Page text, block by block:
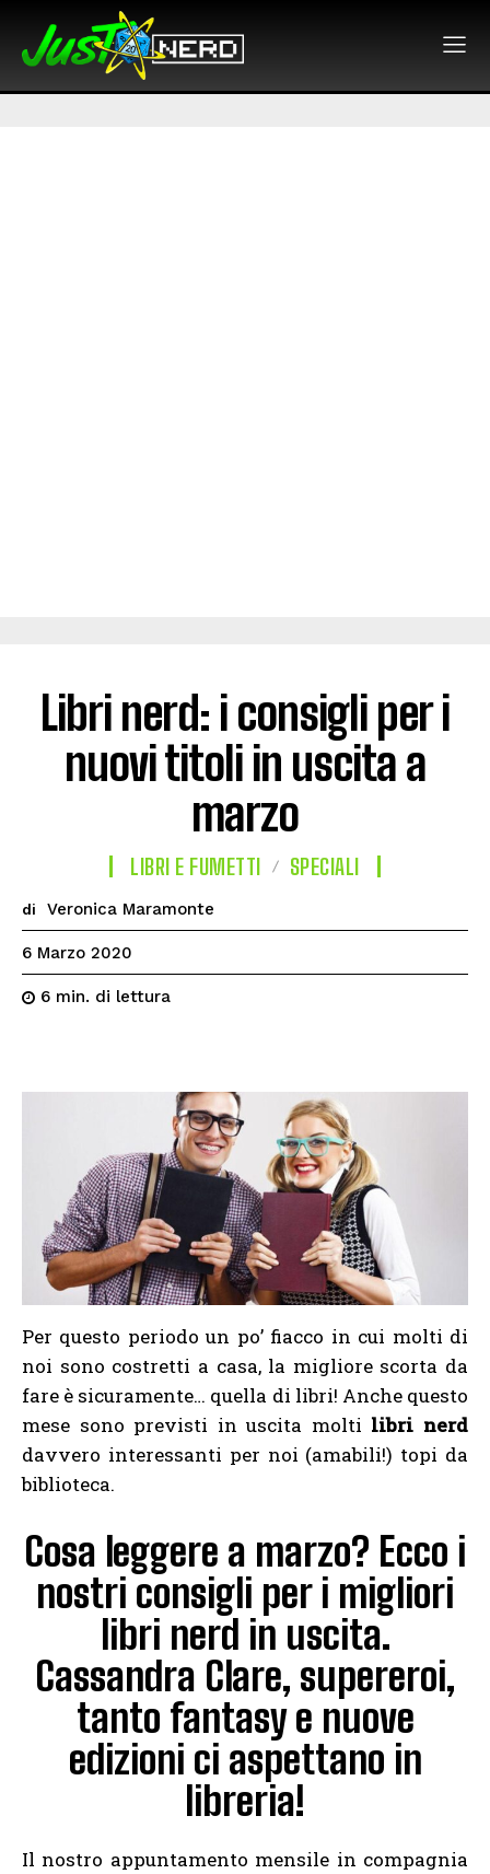
Libri nerd: i consigli per i
nuovi titoli in uscita a
marzo
LIBRI E FUMETTI SPECIALI
di Veronica Maramonte
6 Marzo 2020
6 min. di lettura
Per questo periodo un po’ fiacco in cui molti di
noi sono costretti a casa, la migliore scorta da
fare è sicuramente… quella di libri! Anche questo
mese sono previsti in uscita molti libri nerd
davvero interessanti per noi (amabili!) topi da
biblioteca.
Cosa leggere a marzo? Ecco i
nostri consigli per i migliori
libri nerd in uscita.
Cassandra Clare, supereroi,
tanto fantasy e nuove
edizioni ci aspettano in
libreria!
Il nostro appuntamento mensile in compagnia